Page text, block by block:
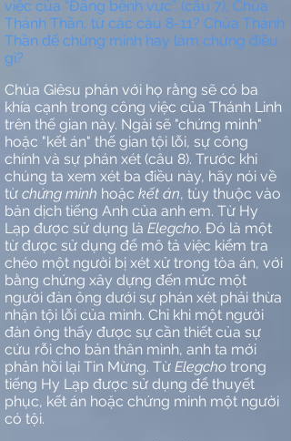
việc của “Đấng bênh vực”. (câu 7), Chúa
Thánh Thần, từ các câu 8-11? Chúa Thánh
Thần để chứng minh hay làm chứng điều
gì?
Chúa Giêsu phán với họ rằng sẽ có ba
khía cạnh trong công việc của Thánh Linh
trên thế gian này. Ngài sẽ "chứng minh"
hoặc "kết án" thế gian tội lỗi, sự công
chính và sự phán xét (câu 8). Trước khi
chúng ta xem xét ba điều này, hãy nói về
từ chứng minh hoặc kết án, tùy thuộc vào
bản dịch tiếng Anh của anh em. Từ Hy
Lạp được sử dụng là Elegcho. Đó là một
từ được sử dụng để mô tả việc kiểm tra
chéo một người bị xét xử trong tòa án, với
bằng chứng xây dựng đến mức một
người đàn ông dưới sự phán xét phải thừa
nhận tội lỗi của mình. Chỉ khi một người
đàn ông thấy được sự cần thiết của sự
cứu rỗi cho bản thân mình, anh ta mới
phản hồi lại Tin Mừng. Từ Elegcho trong
tiếng Hy Lạp được sử dụng để thuyết
phục, kết án hoặc chứng minh một người
có tội.